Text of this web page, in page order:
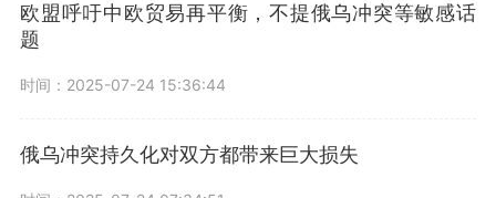
欧盟呼吁中欧贸易再平衡，不提俄乌冲突等敏感话
题
时间：2025-07-24 15:36:44
俄乌冲突持久化对双方都带来巨大损失